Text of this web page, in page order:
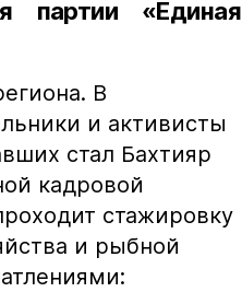
партии «Единая
В
и активисты
стал Бахтияр
кадровой
стажировку
и рыбной